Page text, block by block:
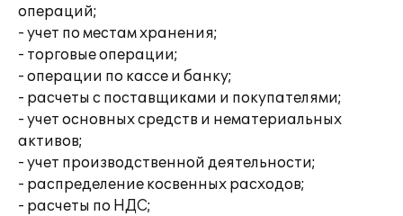
операций;
- учет по местам хранения;
- торговые операции;
- операции по кассе и банку;
- расчеты с поставщиками и покупателями;
- учет основных средств и нематериальных
активов;
- учет производственной деятельности;
- распределение косвенных расходов;
- расчеты по НДС;